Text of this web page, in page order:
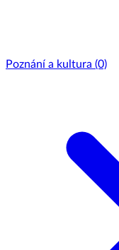
Poznání a kultura (0)